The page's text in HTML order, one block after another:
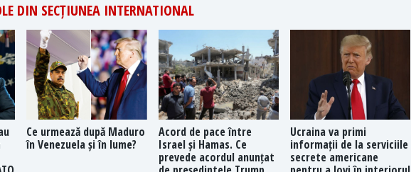
DIN SECȚIUNEA INTERNATIONAL
Ce urmează după Maduro
în Venezuela și în lume?
Acord de pace între
Israel și Hamas. Ce
prevede acordul anunțat
Ucraina va primi
informații de la serviciile
secrete americane